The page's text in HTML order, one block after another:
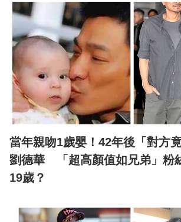
當年親吻1歲嬰！42年後「對方
劉德華 「超高顏值如兄弟」粉
19歲？